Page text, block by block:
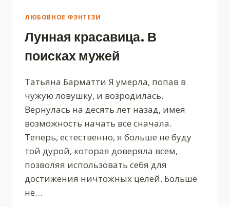
ЛЮБОВНОЕ ФЭНТЕЗИ
Лунная красавица. В
поисках мужей
Татьяна Барматти Я умерла, попав в
чужую ловушку, и возродилась.
Вернулась на десять лет назад, имея
возможность начать все сначала.
Теперь, естественно, я больше не буду
той дурой, которая доверяла всем,
позволяя использовать себя для
достижения ничтожных целей. Больше
не…